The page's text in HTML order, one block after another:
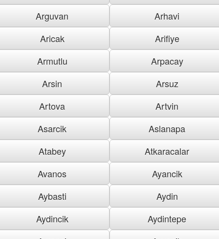
Arguvan
Arhavi
Aricak
Arifiye
Armutlu
Arpacay
Arsin
Arsuz
Artova
Artvin
Asarcik
Aslanapa
Atabey
Atkaracalar
Avanos
Ayancik
Aybasti
Aydin
Aydincik
Aydintepe